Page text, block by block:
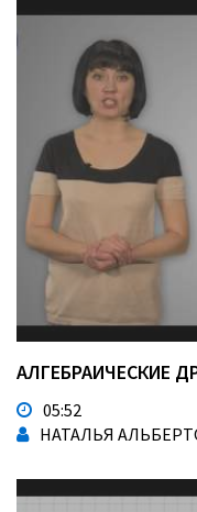
АЛГЕБРАИЧЕСКИЕ
05:52
НАТАЛЬЯ